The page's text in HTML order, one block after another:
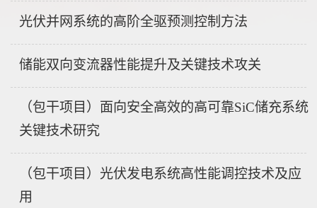
光伏并网系统的高阶全驱预测控制方法
储能双向变流器性能提升及关键技术攻关
（包干项目）面向安全高效的高可靠SiC储充系统
关键技术研究
（包干项目）光伏发电系统高性能调控技术及应
用